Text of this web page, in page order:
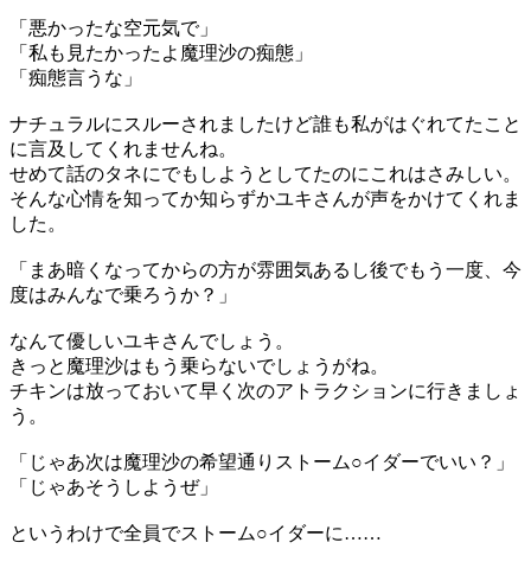
「悪かったな空元気で」
「私も見たかったよ魔理沙の痴態」
「痴態言うな」
ナチュラルにスルーされましたけど誰も私がはぐれてたこと
に言及してくれませんね。
せめて話のタネにでもしようとしてたのにこれはさみしい。
そんな心情を知ってか知らずかユキさんが声をかけてくれま
した。
「まあ暗くなってからの方が雰囲気あるし後でもう一度、今
度はみんなで乗ろうか？」
なんて優しいユキさんでしょう。
きっと魔理沙はもう乗らないでしょうがね。
チキンは放っておいて早く次のアトラクションに行きましょ
う。
「じゃあ次は魔理沙の希望通りストーム○イダーでいい？」
「じゃあそうしようぜ」
というわけで全員でストーム○イダーに……